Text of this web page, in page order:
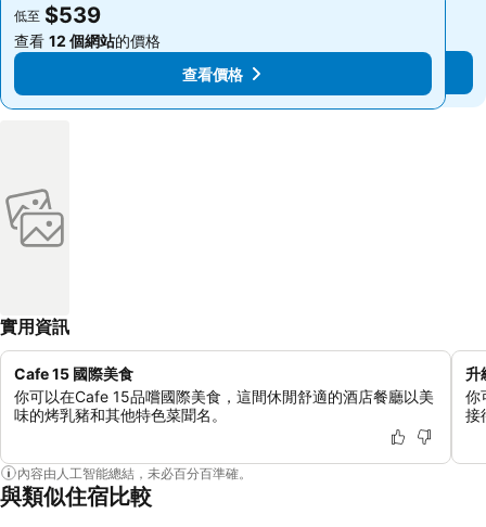
低至 $539
查看 12 個網站的價格
查看價格
低至 $539
查看 12 個網站的價格
查看價格
實用資訊
Cafe 15 國際美食
你可以在Cafe 15品嚐國際美食，這間休閒舒適的酒店餐廳以美
味的烤乳豬和其他特色菜聞名。
升
你
接
內容由人工智能總結，未必百分百準確。
與類似住宿比較